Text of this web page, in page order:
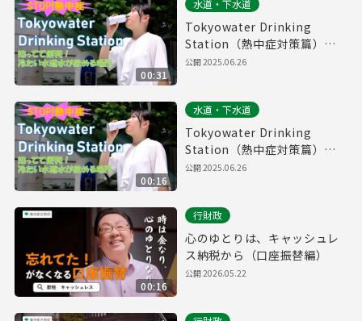
00:31
水道・下水道
Tokyowater Drinking
Station（熱中症対策篇）
３０秒版
公開2025.06.26
00:16
水道・下水道
Tokyowater Drinking
Station（熱中症対策篇）
１５秒版
公開2025.06.26
00:16
行財政
心のゆとりは、キャッシュレ
ス納税から（口座振替編）
公開2026.05.22